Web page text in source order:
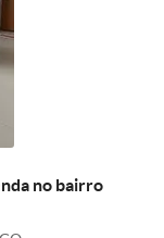
no bairro